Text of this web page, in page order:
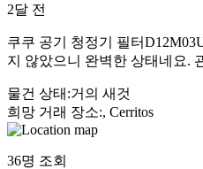
2달 전
쿠쿠 공기 청정기 필터
지 않았으니 완벽한 상태네요.
물건 상태 :거의 새것
희망 거래 장소:, Cerritos
36명 조회